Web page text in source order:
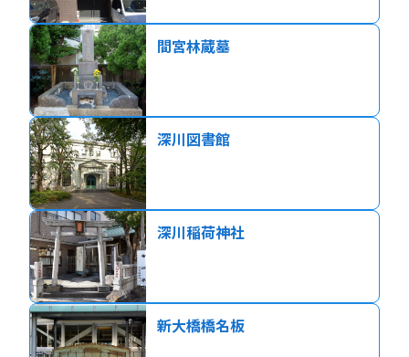
間宮林蔵墓
深川図書館
深川稲荷神社
新大橋橋名板